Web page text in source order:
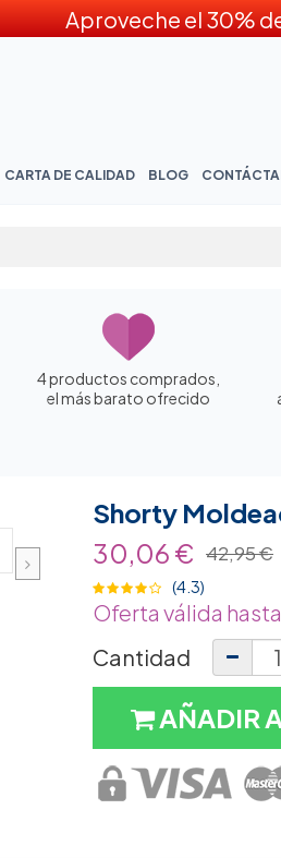
Aproveche el 30%
CARTA DE CALIDAD BLOG
4 productos comprados,
el más barato ofrecido
Shorty
42,95 €
30,06 €
(4.3)
Oferta válida
Cantidad
AÑADIR